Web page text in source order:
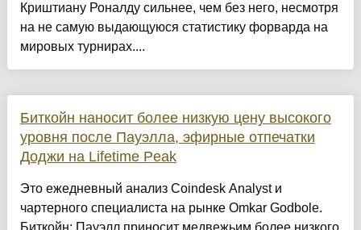
Криштиану Роналду сильнее, чем без него, несмотря
на не самую выдающуюся статистику форварда на
мировых турнирах....
Биткойн наносит более низкую цену высокого
уровня после Пауэлла, эфирные отпечатки
Доджи на Lifetime Peak
Это ежедневный анализ Coindesk Analyst и
чартерного специалиста на рынке Omkar Godbole.